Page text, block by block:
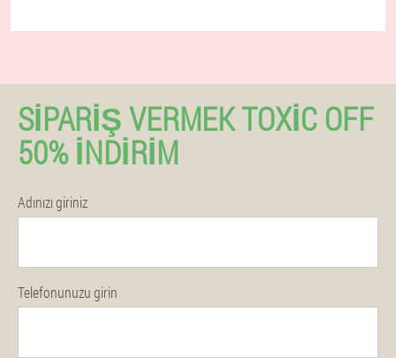
SIPARIŞ VERMEK TOXIC OFF
50% İNDIRIM
Adınızı giriniz
Telefonunuzu girin